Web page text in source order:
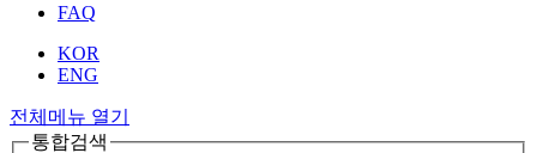
FAQ
KOR
ENG
전체메뉴 열기
통합검색